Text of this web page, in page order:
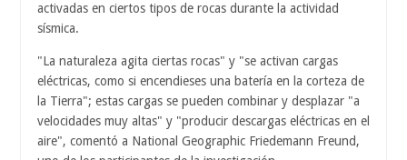
activadas en ciertos tipos de rocas durante la actividad
sísmica.
"La naturaleza agita ciertas rocas" y "se activan cargas
eléctricas, como si encendieses una batería en la corteza de
la Tierra"; estas cargas se pueden combinar y desplazar "a
velocidades muy altas" y "producir descargas eléctricas en el
aire", comentó a National Geographic Friedemann Freund,